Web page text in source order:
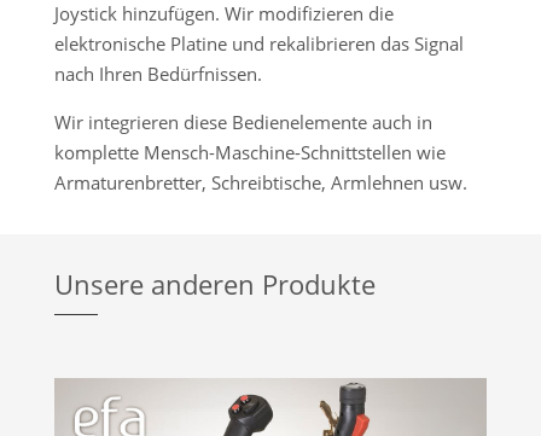
Joystick hinzufügen. Wir modifizieren die
elektronische Platine und rekalibrieren das Signal
nach Ihren Bedürfnissen.
Wir integrieren diese Bedienelemente auch in
komplette Mensch-Maschine-Schnittstellen wie
Armaturenbretter, Schreibtische, Armlehnen usw.
Unsere anderen Produkte